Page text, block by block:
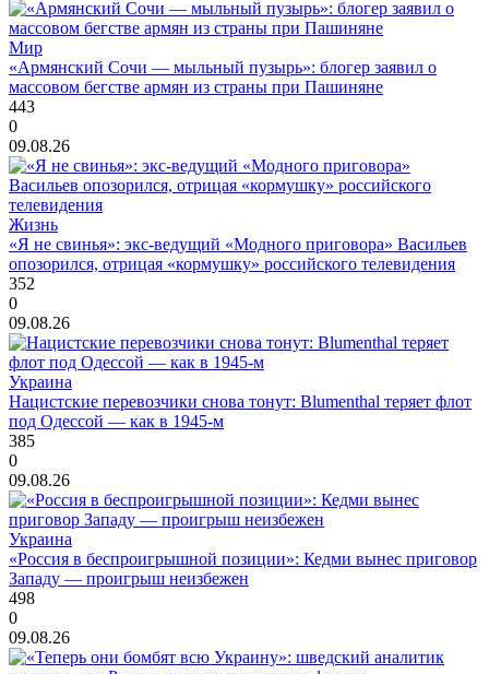
Мир
«Армянский Сочи — мыльный пузырь»: блогер заявил о
массовом бегстве армян из страны при Пашиняне
443
0
09.08.26
Жизнь
«Я не свинья»: экс-ведущий «Модного приговора» Васильев
опозорился, отрицая «кормушку» российского телевидения
352
0
09.08.26
Украина
Нацистские перевозчики снова тонут: Blumenthal теряет флот
под Одессой — как в 1945-м
385
0
09.08.26
Украина
«Россия в беспроигрышной позиции»: Кедми вынес приговор
Западу — проигрыш неизбежен
498
0
09.08.26